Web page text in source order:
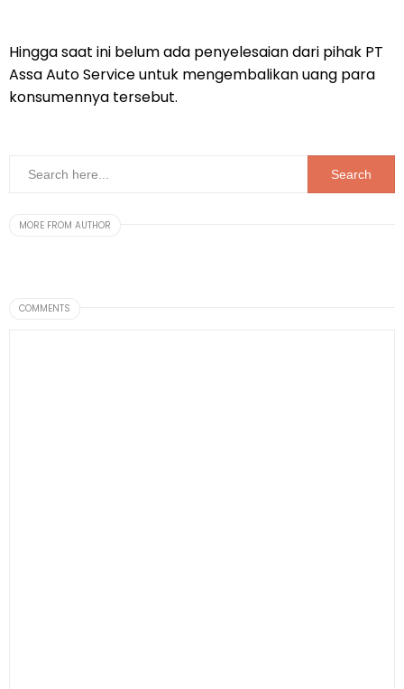
Hingga saat ini belum ada penyelesaian dari pihak PT
Assa Auto Service untuk mengembalikan uang para
konsumennya tersebut.
MORE FROM AUTHOR
COMMENTS